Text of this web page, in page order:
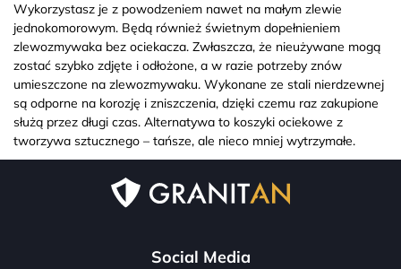
Wykorzystasz je z powodzeniem nawet na małym zlewie
jednokomorowym. Będą również świetnym dopełnieniem
zlewozmywaka bez ociekacza. Zwłaszcza, że nieużywane mogą
zostać szybko zdjęte i odłożone, a w razie potrzeby znów
umieszczone na zlewozmywaku. Wykonane ze stali nierdzewnej
są odporne na korozję i zniszczenia, dzięki czemu raz zakupione
służą przez długi czas. Alternatywa to koszyki ociekowe z
tworzywa sztucznego – tańsze, ale nieco mniej wytrzymałe.
Social Media